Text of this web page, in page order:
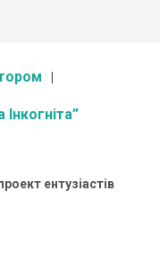
ентузіастів